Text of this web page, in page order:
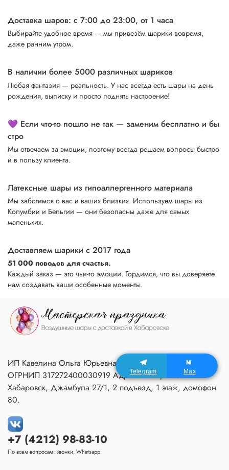
Доставка шаров: с 7:00 до 23:00, от 1 часа
Выбирайте удобное время — мы привезём шарики вовремя,
даже ранним утром.
В наличии более 5000 различных шариков
Любая фантазия — реальность. У нас всегда есть шары на день
рождения, выписку и просто поднять настроение!
💜 Если что-то пошло не так — заменим бесплатно и бы
стро
Мы отвечаем за эмоции, поэтому всегда решаем вопросы быстро
и в пользу клиента.
Латексные шары из гипоаллергенного материала
Мы заботимся о вас и ваших близких. Используем шары из
Колумбии и Бельгии — они безопасны даже для самых
маленьких.
Доставляем шарики с 2017 года
51 000 поводов для счастья.
Каждый заказ — это чьи-то эмоции. Гордимся, что вы доверяете
нам создавать ваши особенные моменты.
+7 (4212) 98-83-10
По всем вопросам: звонки, Whatsapp
ИП Кавелина Ольга Юрьевна ИНН 270604366791
ОГРНИП 317272400030919 Адрес Мастерской:
Хабаровск, Джамбула 27/1, 2 подъезд, 1 этаж, домофон
80.
Telegram Max